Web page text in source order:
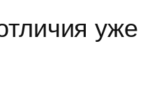
уже